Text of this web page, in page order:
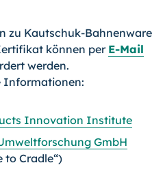
zu Kautschuk-Bahnenware
können per E-Mail
werden.
Informationen:
Innovation Institute
GmbH
to Cradle“)